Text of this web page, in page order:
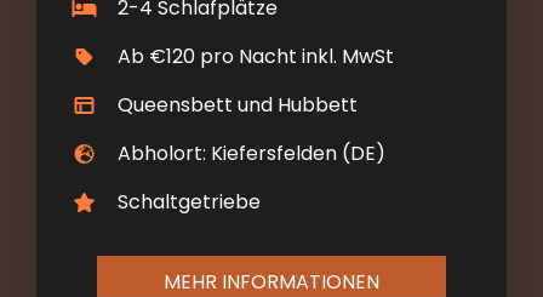
2-4 Schlafplätze
Ab €120 pro Nacht inkl. MwSt
Queensbett und Hubbett
Abholort: Kiefersfelden (DE)
Schaltgetriebe
MEHR INFORMATIONEN